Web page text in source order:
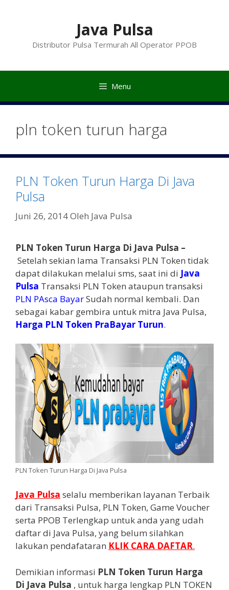
Java Pulsa
Distributor Pulsa Termurah All Operator PPOB
Menu
pln token turun harga
PLN Token Turun Harga Di Java
Pulsa
Juni 26, 2014Oleh Java Pulsa
PLN Token Turun Harga Di Java Pulsa –
Setelah sekian lama Transaksi PLN Token tidak
dapat dilakukan melalui sms, saat ini di Java
Pulsa Transaksi PLN Token ataupun transaksi
PLN PAsca BayarSudah normal kembali. Dan
sebagai kabar gembira untuk mitra Java Pulsa,
Harga PLN Token PraBayar Turun.
PLN Token Turun Harga Di Java Pulsa
Java Pulsa selalu memberikan layanan Terbaik
dari Transaksi Pulsa, PLN Token, Game Voucher
serta PPOB Terlengkap untuk anda yang udah
daftar di Java Pulsa, yang belum silahkan
lakukan pendafataran KLIK CARA DAFTAR.
Demikian informasi PLN Token Turun Harga
Di Java Pulsa , untuk harga lengkap PLN TOKEN